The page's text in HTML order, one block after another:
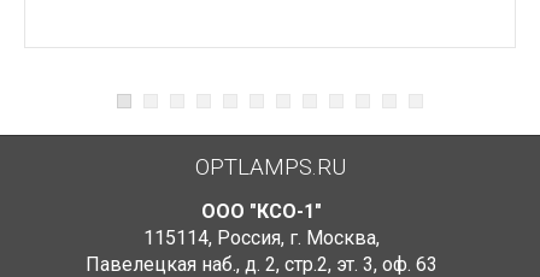
OPTLAMPS.RU
ООО "КСО-1"
115114, Россия, г. Москва,
Павелецкая наб., д. 2, стр.2, эт. 3, оф. 63